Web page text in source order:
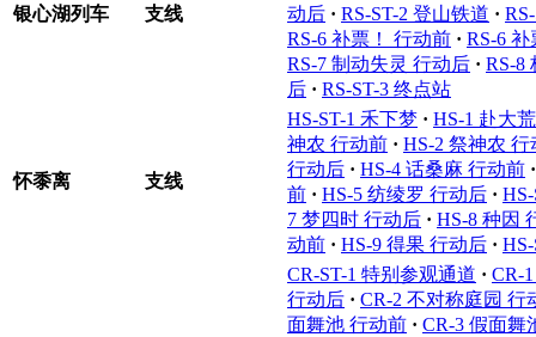
银心湖列车 支线
动后 · RS-ST-2 登山铁道 ·
RS-6 补票！ 行动前 · RS-6
RS-7 制动失灵 行动后 · RS-8
后 · RS-ST-3 终点站
怀黍离 支线
HS-ST-1 禾下梦 · HS-1 赴大
神农 行动前 · HS-2 祭神农 行
行动后 · HS-4 话桑麻 行动前 ·
前 · HS-5 纺绫罗 行动后 ·
7 梦四时 行动后 · HS-8 种因
动前 · HS-9 得果 行动后 ·
CR-ST-1 特别参观通道 · CR-
行动后 · CR-2 不对称庭园 行
面舞池 行动前 · CR-3 假面舞